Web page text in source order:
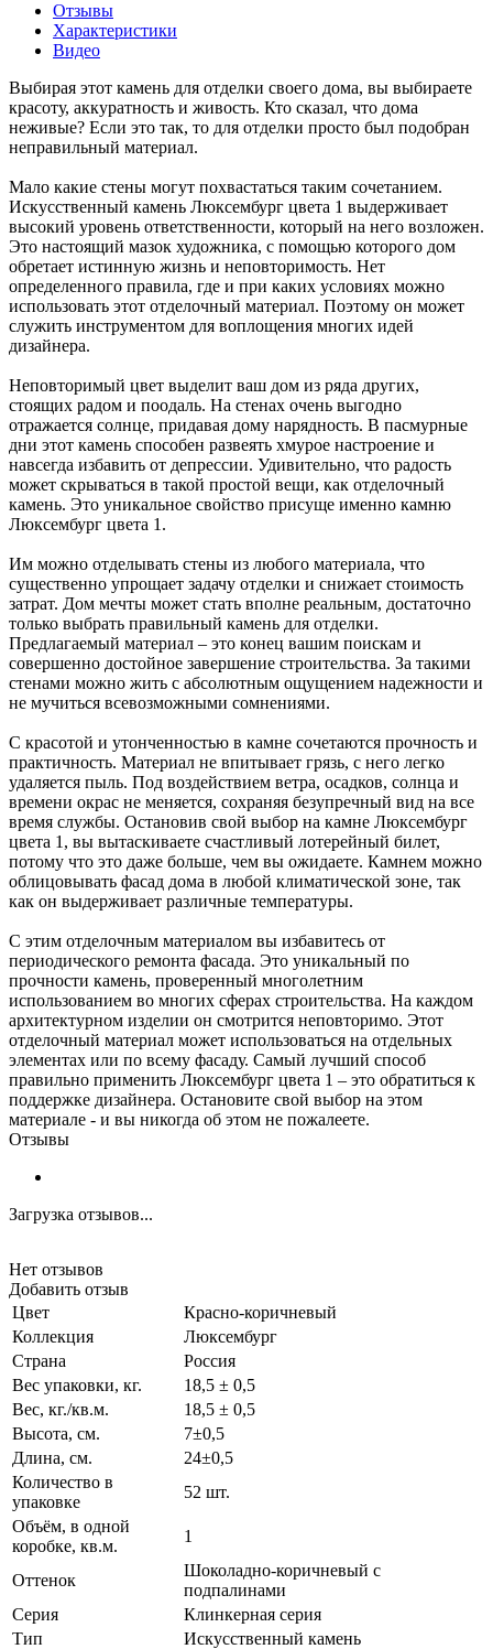
Отзывы
Характеристики
Видео
Выбирая этот камень для отделки своего дома, вы выбираете
красоту, аккуратность и живость. Кто сказал, что дома
неживые? Если это так, то для отделки просто был подобран
неправильный материал.
Мало какие стены могут похвастаться таким сочетанием.
Искусственный камень Люксембург цвета 1 выдерживает
высокий уровень ответственности, который на него возложен.
Это настоящий мазок художника, с помощью которого дом
обретает истинную жизнь и неповторимость. Нет
определенного правила, где и при каких условиях можно
использовать этот отделочный материал. Поэтому он может
служить инструментом для воплощения многих идей
дизайнера.
Неповторимый цвет выделит ваш дом из ряда других,
стоящих радом и поодаль. На стенах очень выгодно
отражается солнце, придавая дому нарядность. В пасмурные
дни этот камень способен развеять хмурое настроение и
навсегда избавить от депрессии. Удивительно, что радость
может скрываться в такой простой вещи, как отделочный
камень. Это уникальное свойство присуще именно камню
Люксембург цвета 1.
Им можно отделывать стены из любого материала, что
существенно упрощает задачу отделки и снижает стоимость
затрат. Дом мечты может стать вполне реальным, достаточно
только выбрать правильный камень для отделки.
Предлагаемый материал – это конец вашим поискам и
совершенно достойное завершение строительства. За такими
стенами можно жить с абсолютным ощущением надежности и
не мучиться всевозможными сомнениями.
С красотой и утонченностью в камне сочетаются прочность и
практичность. Материал не впитывает грязь, с него легко
удаляется пыль. Под воздействием ветра, осадков, солнца и
времени окрас не меняется, сохраняя безупречный вид на все
время службы. Остановив свой выбор на камне Люксембург
цвета 1, вы вытаскиваете счастливый лотерейный билет,
потому что это даже больше, чем вы ожидаете. Камнем можно
облицовывать фасад дома в любой климатической зоне, так
как он выдерживает различные температуры.
С этим отделочным материалом вы избавитесь от
периодического ремонта фасада. Это уникальный по
прочности камень, проверенный многолетним
использованием во многих сферах строительства. На каждом
архитектурном изделии он смотрится неповторимо. Этот
отделочный материал может использоваться на отдельных
элементах или по всему фасаду. Самый лучший способ
правильно применить Люксембург цвета 1 – это обратиться к
поддержке дизайнера. Остановите свой выбор на этом
материале - и вы никогда об этом не пожалеете.
Отзывы
Загрузка отзывов...
Нет отзывов
Добавить отзыв
Цвет
Красно-коричневый
Коллекция
Люксембург
Страна
Россия
Вес упаковки, кг.
18,5 ± 0,5
Вес, кг./кв.м.
18,5 ± 0,5
Высота, см.
7±0,5
Длина, см.
24±0,5
Количество в
упаковке
52 шт.
Объём, в одной
коробке, кв.м.
1
Оттенок
Шоколадно-коричневый с
подпалинами
Серия
Клинкерная серия
Тип
Искусственный камень